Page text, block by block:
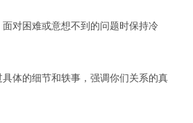
面对困难或意想不到的问题时保持冷
具体的细节和轶事，强调你们关系的真